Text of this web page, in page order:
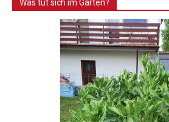
Was tut sich im Garten?